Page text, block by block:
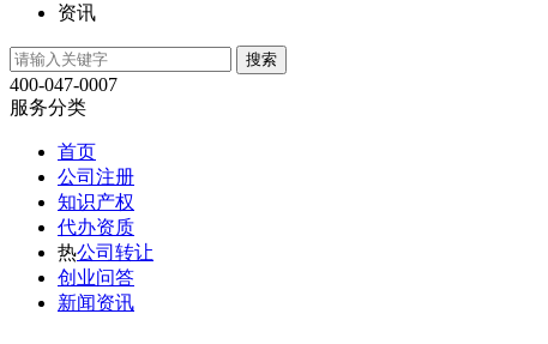
资讯
400-047-0007
服务分类
首页
公司注册
知识产权
代办资质
热公司转让
创业问答
新闻资讯